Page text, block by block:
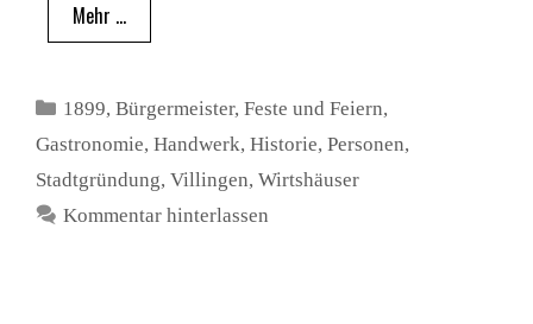
Mehr …
Kategorien
1899,Bürgermeister,Feste und Feiern,
Gastronomie, Handwerk, Historie, Personen,
Stadtgründung, Villingen, Wirtshäuser
Kommentar hinterlassen